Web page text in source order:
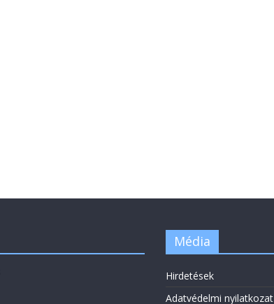
Média
Hirdetések
Adatvédelmi nyilatkozat